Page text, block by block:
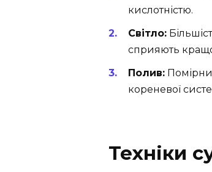
кислотністю.
Світло:
сприяють
Полив:
кореневої
Техніки